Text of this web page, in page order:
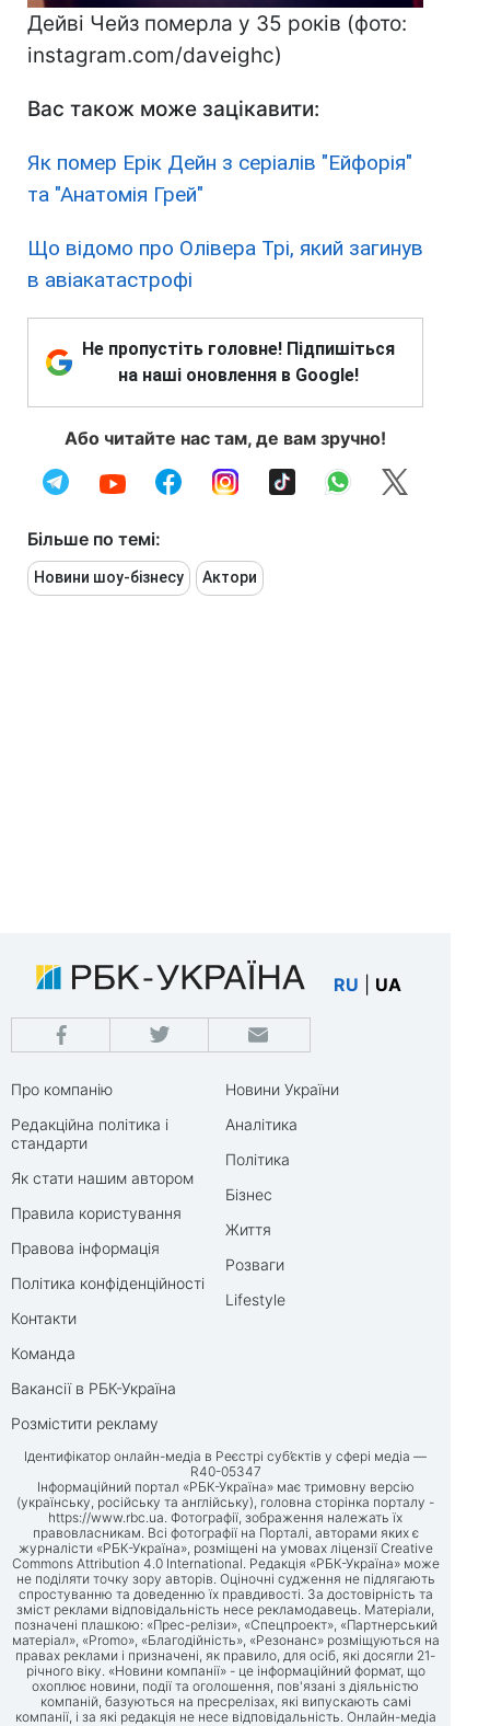
Дейві Чейз померла у 35 років (фото:
instagram.com/daveighc)
Вас також може зацікавити:
Як помер Ерік Дейн з серіалів "Ейфорія"
та "Анатомія Грей"
Що відомо про Олівера Трі, який загинув
в авіакатастрофі
Не пропустіть головне! Підпишіться
на наші оновлення в Google!
Або читайте нас там, де вам зручно!
Більше по темі:
Новини шоу-бізнесу Актори
RU UA
Про компанію
Редакційна політика і
стандарти
Як стати нашим автором
Правила користування
Правова інформація
Політика конфіденційності
Контакти
Команда
Вакансії в РБК-Україна
Розмістити рекламу
Новини України
Аналітика
Політика
Бізнес
Життя
Розваги
Lifestyle
Ідентифікатор онлайн-медіа в Реєстрі суб’єктів у сфері медіа —
R40-05347
Інформаційний портал «РБК-Україна» має тримовну версію
(українську, російську та англійську), головна сторінка порталу -
https://www.rbc.ua. Фотографії, зображення належать їх
правовласникам. Всі фотографії на Порталі, авторами яких є
журналісти «РБК-Україна», розміщені на умовах ліцензії Creative
Commons Attribution 4.0 International. Редакція «РБК-Україна» може
не поділяти точку зору авторів. Оціночні судження не підлягають
спростуванню та доведенню їх правдивості. За достовірність та
зміст реклами відповідальність несе рекламодавець. Матеріали,
позначені плашкою: «Прес-релізи», «Спецпроект», «Партнерський
матеріал», «Promo», «Благодійність», «Резонанс» розміщуються на
правах реклами і призначені, як правило, для осіб, які досягли 21-
річного віку. «Новини компанії» - це інформаційний формат, що
охоплює новини, події та оголошення, пов'язані з діяльністю
компаній, базуються на пресрелізах, які випускають самі
компанії, і за які редакція не несе відповідальність. Онлайн-медіа